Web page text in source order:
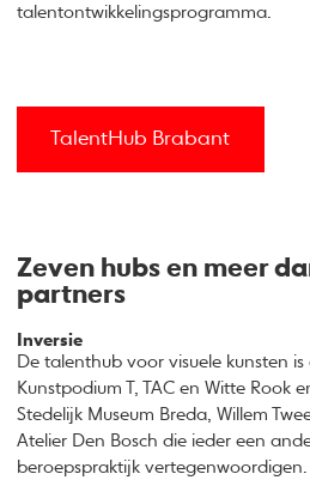
talentontwikkelingsprogramma.
TalentHub Brabant
Zeven hubs en meer
partners
Inversie
De talenthub voor visuele kunsten
Kunstpodium T, TAC en Witte Rook
Stedelijk Museum Breda, Willem
Atelier Den Bosch die ieder een
beroepspraktijk vertegenwoordigen.